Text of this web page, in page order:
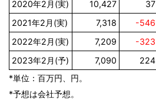
2020年2月(実)
10,427 37
2021年2月(実)
7,318 -546
2022年2月(実)
7,209 -323
2023年2月(予)
7,090 224
*単位：百万円、円。
*予想は会社予想。